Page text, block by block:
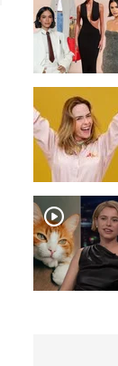
player2